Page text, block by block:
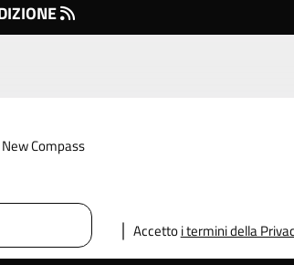
Compass
Accettoi termini della